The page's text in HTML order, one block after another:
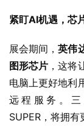
紧盯AI机遇，芯
展会期间，英伟
图形芯片 ，这将
电脑上更好地利
远程服务。三
SUPER，将拥有